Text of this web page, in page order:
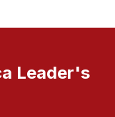
Leader's